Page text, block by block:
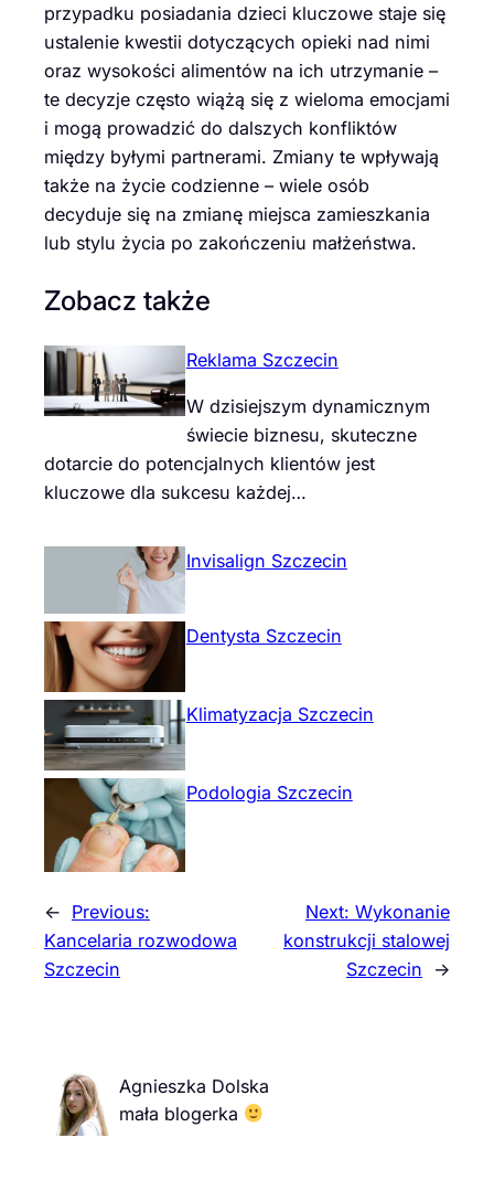
przypadku posiadania dzieci kluczowe staje się
ustalenie kwestii dotyczących opieki nad nimi
oraz wysokości alimentów na ich utrzymanie –
te decyzje często wiążą się z wieloma emocjami
i mogą prowadzić do dalszych konfliktów
między byłymi partnerami. Zmiany te wpływają
także na życie codzienne – wiele osób
decyduje się na zmianę miejsca zamieszkania
lub stylu życia po zakończeniu małżeństwa.
Zobacz także
Reklama Szczecin
W dzisiejszym dynamicznym
świecie biznesu, skuteczne
dotarcie do potencjalnych klientów jest
kluczowe dla sukcesu każdej…
Invisalign Szczecin
Dentysta Szczecin
Klimatyzacja Szczecin
Podologia Szczecin
← Previous:
Kancelaria rozwodowa
Szczecin
Next: Wykonanie
konstrukcji stalowej
Szczecin
→
Agnieszka Dolska
mała blogerka